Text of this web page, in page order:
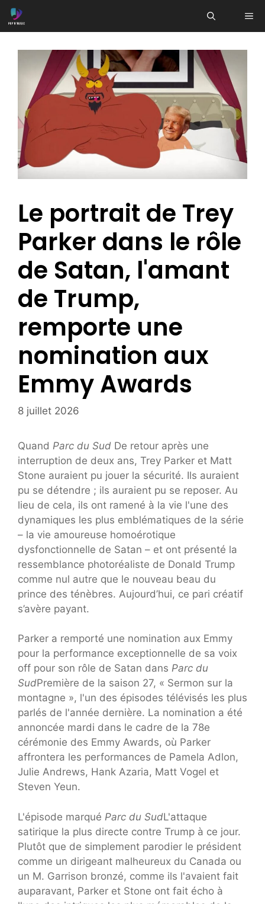
Aller
au
Le portrait de Trey
Parker dans le rôle
de Satan, l'amant
de Trump,
remporte une
nomination aux
Emmy Awards
8 juillet 2026
Quand Parc du Sud De retour après une
interruption de deux ans, Trey Parker et Matt
Stone auraient pu jouer la sécurité. Ils auraient
pu se détendre ; ils auraient pu se reposer. Au
lieu de cela, ils ont ramené à la vie l'une des
dynamiques les plus emblématiques de la série
– la vie amoureuse homoérotique
dysfonctionnelle de Satan – et ont présenté la
ressemblance photoréaliste de Donald Trump
comme nul autre que le nouveau beau du
prince des ténèbres. Aujourd’hui, ce pari créatif
s’avère payant.
Parker a remporté une nomination aux Emmy
pour la performance exceptionnelle de sa voix
off pour son rôle de Satan dans Parc du
SudPremière de la saison 27, « Sermon sur la
montagne », l'un des épisodes télévisés les plus
parlés de l'année dernière. La nomination a été
annoncée mardi dans le cadre de la 78e
cérémonie des Emmy Awards, où Parker
affrontera les performances de Pamela Adlon,
Julie Andrews, Hank Azaria, Matt Vogel et
Steven Yeun.
L'épisode marqué Parc du SudL'attaque
satirique la plus directe contre Trump à ce jour.
Plutôt que de simplement parodier le président
comme un dirigeant malheureux du Canada ou
un M. Garrison bronzé, comme ils l'avaient fait
auparavant, Parker et Stone ont fait écho à